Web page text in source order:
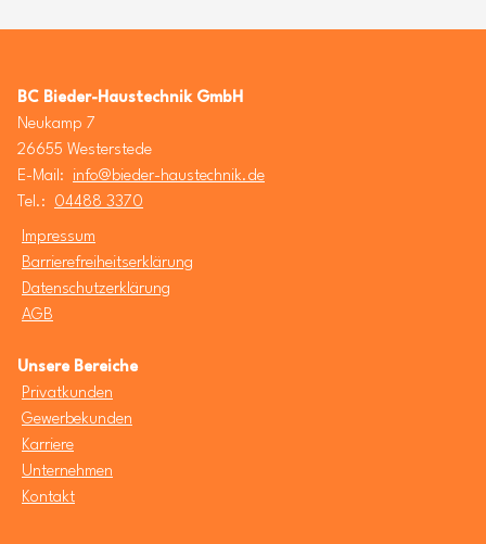
BC Bieder-Haustechnik GmbH
Neukamp 7
26655 Westerstede
E-Mail:
info@bieder-haustechnik.de
Tel.:
04488 3370
Impressum
Barrierefreiheitserklärung
Datenschutzerklärung
AGB
Unsere Bereiche
Privatkunden
Gewerbekunden
Karriere
Unternehmen
Kontakt